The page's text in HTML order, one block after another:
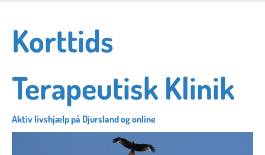
main
content
Korttids
Terapeutisk Klinik
Aktiv livshjælp på Djursland og online